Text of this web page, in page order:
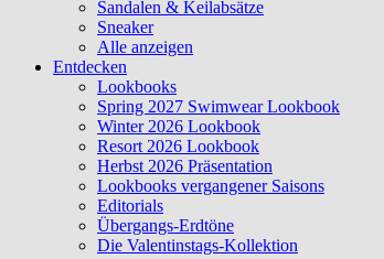
Sandalen & Keilabsätze
Sneaker
Alle anzeigen
Entdecken
Lookbooks
Spring 2027 Swimwear Lookbook
Winter 2026 Lookbook
Resort 2026 Lookbook
Herbst 2026 Präsentation
Lookbooks vergangener Saisons
Editorials
Übergangs-Erdtöne
Die Valentinstags-Kollektion